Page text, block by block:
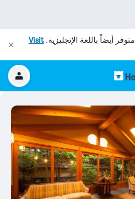
متوفر أيضاً باللغة الإنجليزية.Visit